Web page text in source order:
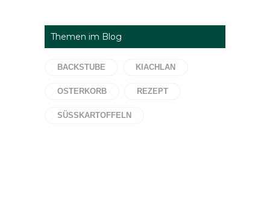
Themen im Blog
BACKSTUBE KIACHLAN
OSTERKORB REZEPT
SÜSSKARTOFFELN